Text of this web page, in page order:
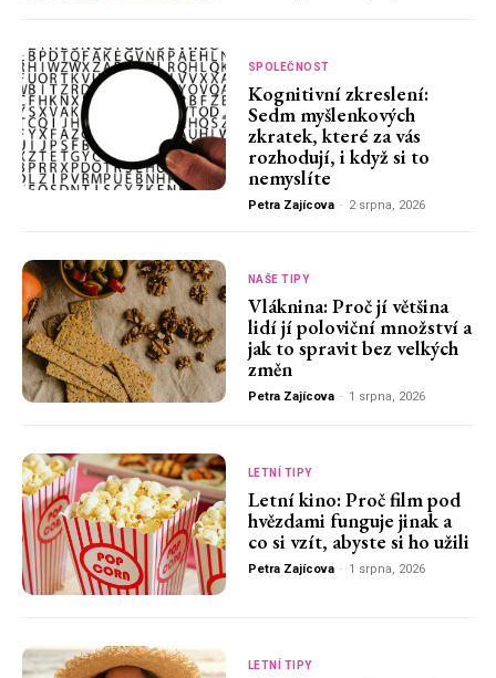
SPOLEČNOST
Kognitivní zkreslení:
Sedm myšlenkových
zkratek, které za vás
rozhodují, i když si to
nemyslíte
Petra Zajícova - 2 srpna, 2026
NAŠE TIPY
Vláknina: Proč jí většina
lidí jí poloviční množství a
jak to spravit bez velkých
změn
Petra Zajícova - 1 srpna, 2026
LETNÍ TIPY
Letní kino: Proč film pod
hvězdami funguje jinak a
co si vzít, abyste si ho užili
Petra Zajícova - 1 srpna, 2026
LETNÍ TIPY